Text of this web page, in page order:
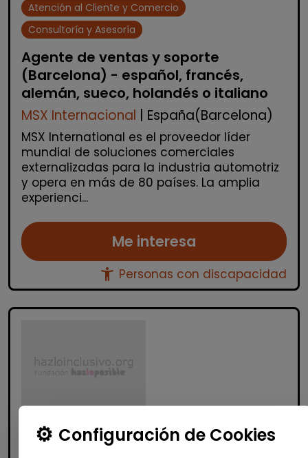
Atención al Cliente y Comercio
Consultoría y Asesoría
Agente de ventas y soporte
(Barcelona) - español, francés,
alemán, sueco, holandés o italiano
MSX Internacional | España(Barcelona)
MSX International es el proveedor líder
mundial de soluciones comerciales
externalizadas para la industria automotriz
y opera en más de 80 países. La amplia
experienci...
Me interesa
accessibility_new Personas con discapacidad
Atención al Cliente y Comercio
Producción, Industria y Calidad
Configuración de Cookies